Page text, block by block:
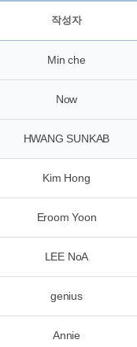
작성자
Min che
Now
HWANG SUNKAB
Kim Hong
Eroom Yoon
LEE NoA
genius
Annie